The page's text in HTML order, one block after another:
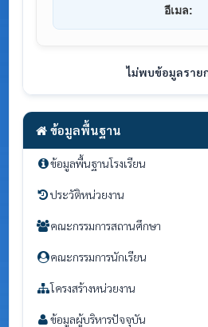
ข้อมูลพื้นฐาน
ข้อมูลพื้นฐานโรงเรียน
ประวัติหน่วยงาน
คณะกรรมการสถานศึกษา
คณะกรรมการนักเรียน
โครงสร้างหน่วยงาน
ข้อมูลผู้บริหารปัจจุบัน
อีเมล:
ไม่พบข้อมูลราย